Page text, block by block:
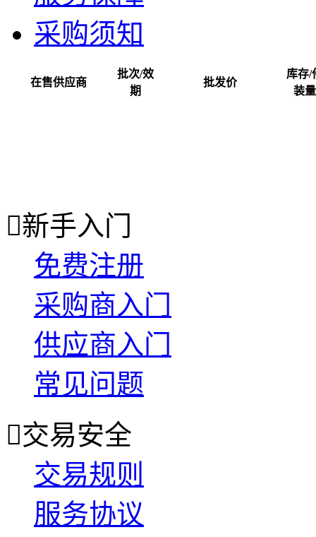
采购须知
在售供应商
批次/效
期
批发价
库存/
装量
新手入门
免费注册
采购商入门
供应商入门
常见问题
交易安全
交易规则
服务协议